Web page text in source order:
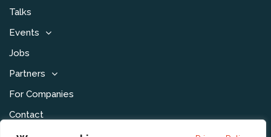
Talks
Events
Jobs
Partners
For Companies
Contact